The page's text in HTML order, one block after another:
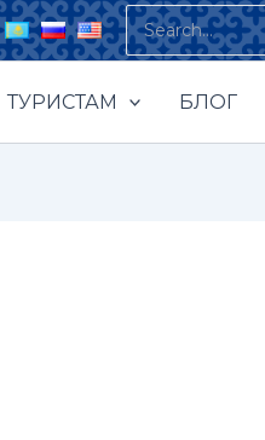
Поиск:
ТУРИСТАМ БЛОГ